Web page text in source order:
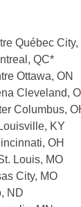
Québec City,
QC*
Ottawa, ON
Cleveland,
Columbus,
KY
OH
Louis, MO
City, MO
ND